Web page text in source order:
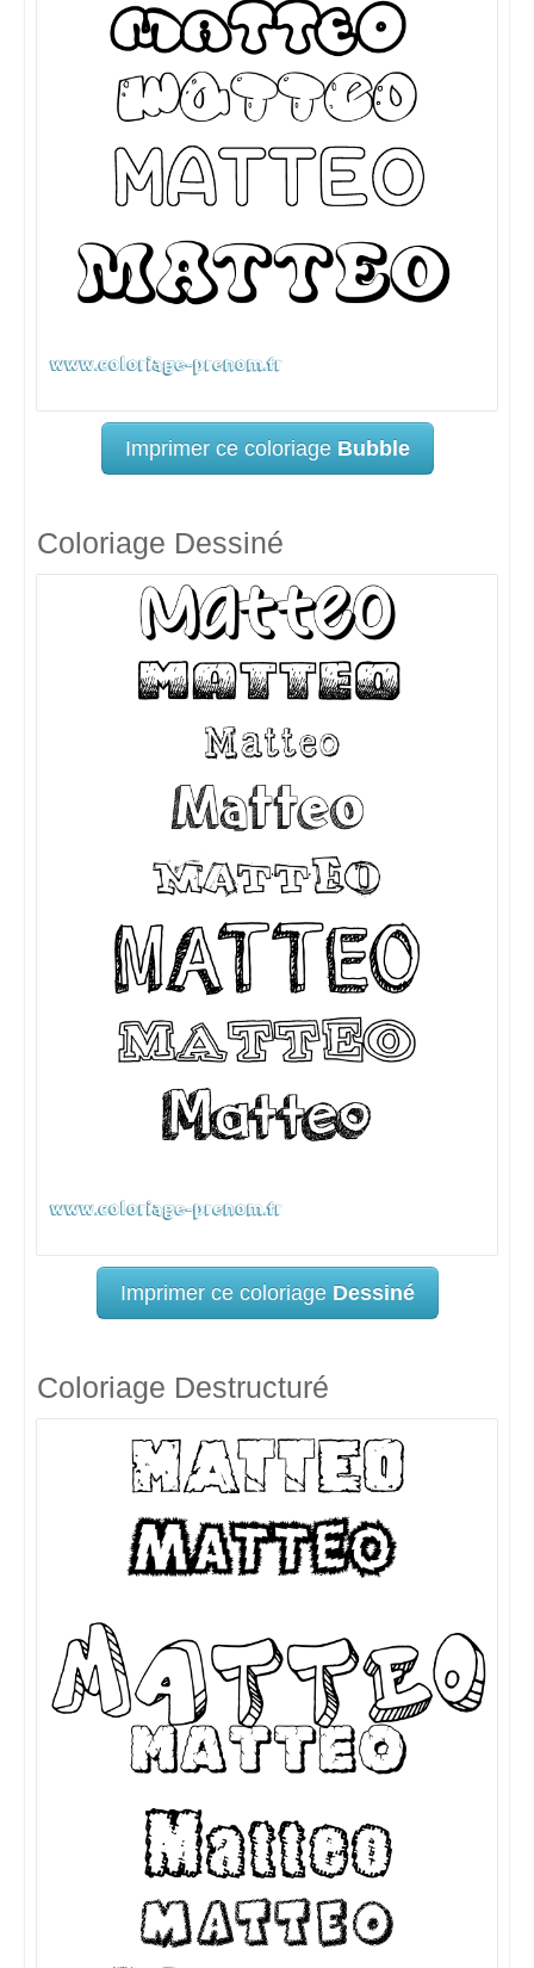
Imprimer ce coloriage Bubble
Coloriage Dessiné
Imprimer ce coloriage Dessiné
Coloriage Destructuré